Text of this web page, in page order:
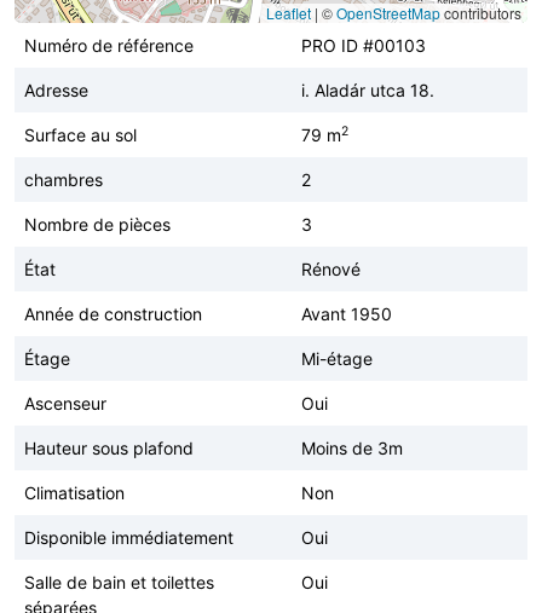
Leaflet | ©OpenStreetMapcontributors
Numéro de référence
PRO ID #00103
Adresse i. Aladár utca 18.
Surface au sol 79 m2
chambres 2
Nombre de pièces 3
État Rénové
Année de construction Avant 1950
Étage Mi-étage
Ascenseur Oui
Hauteur sous plafond Moins de 3m
Climatisation Non
Disponible immédiatement Oui
Salle de bain et toilettes
séparées
Oui